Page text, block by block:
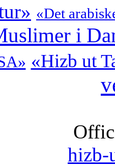
«Det
i
«Hizb ut
hizb-